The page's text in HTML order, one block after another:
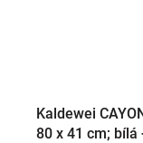
Kaldewei
80 x 41 cm; bílá